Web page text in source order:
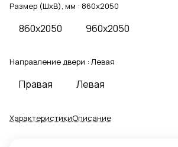
Размер (ШхВ), мм : 860x2050
860x2050 960x2050
Направление двери : Левая
Правая Левая
ХарактеристикиОписание